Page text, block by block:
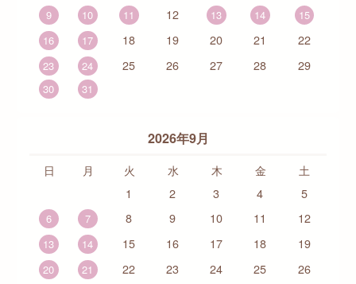
9
10 11 12 13 14
15
16
17 18 19 20 21 22
23 24 25 26 27 28 29
30 31
2026年9月
日 月 火 水 木 金
土
1
2 3 4 5
6 7 8 9 10 11 12
13 14 15 16 17 18 19
20 21 22 23 24 25 26